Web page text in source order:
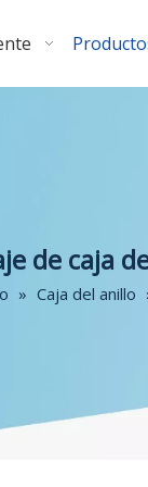
de caja
» Caja del anillo